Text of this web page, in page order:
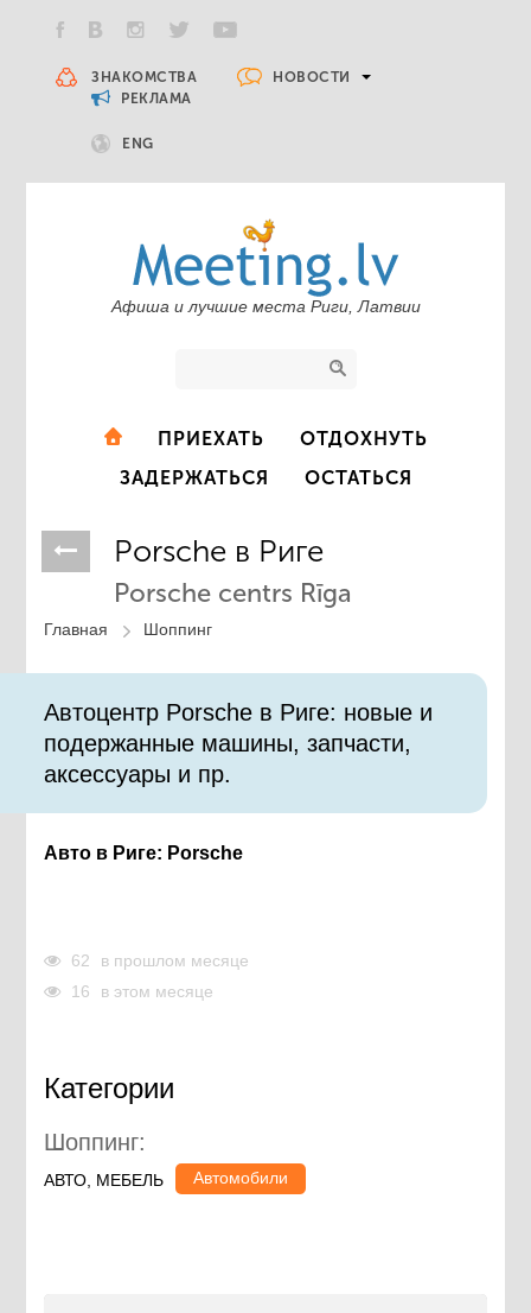
ЗНАКОМСТВА
НОВОСТИ
РЕКЛАМА
ENG
Афиша и лучшие места Риги, Латвии
ПРИЕХАТЬ
ОТДОХНУТЬ
ЗАДЕРЖАТЬСЯ
ОСТАТЬСЯ
Porsche в Риге
Porsche centrs Rīga
Главная Шоппинг
Автоцентр Porsche в Риге: новые и
подержанные машины, запчасти,
аксессуары и пр.​
Авто в Риге: Porsche
62
в прошлом месяце
16
в этом месяце
Категории
Шоппинг:
АВТО, МЕБЕЛЬ Автомобили